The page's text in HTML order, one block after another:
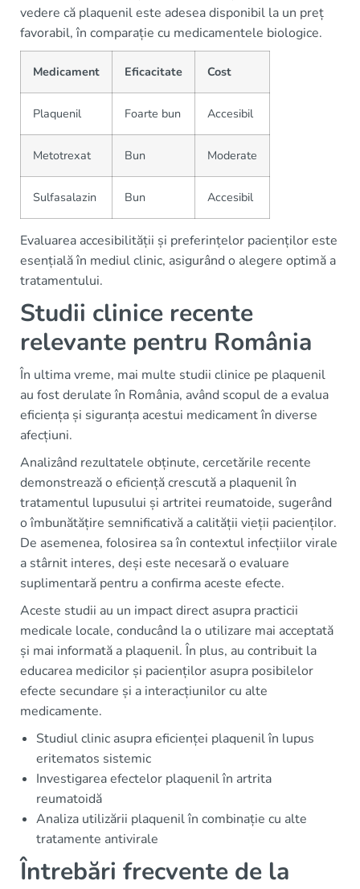
vedere că plaquenil este adesea disponibil la un preț
favorabil, în comparație cu medicamentele biologice.
Medicament Eficacitate Cost
Plaquenil Foarte bun Accesibil
Metotrexat Bun Moderate
Sulfasalazin Bun Accesibil
Evaluarea accesibilității și preferințelor pacienților este
esențială în mediul clinic, asigurând o alegere optimă a
tratamentului.
Studii clinice recente
relevante pentru România
În ultima vreme, mai multe studii clinice pe plaquenil
au fost derulate în România, având scopul de a evalua
eficiența și siguranța acestui medicament în diverse
afecțiuni.
Analizând rezultatele obținute, cercetările recente
demonstrează o eficiență crescută a plaquenil în
tratamentul lupusului și artritei reumatoide, sugerând
o îmbunătățire semnificativă a calității vieții pacienților.
De asemenea, folosirea sa în contextul infecțiilor virale
a stârnit interes, deși este necesară o evaluare
suplimentară pentru a confirma aceste efecte.
Aceste studii au un impact direct asupra practicii
medicale locale, conducând la o utilizare mai acceptată
și mai informată a plaquenil. În plus, au contribuit la
educarea medicilor și pacienților asupra posibilelor
efecte secundare și a interacțiunilor cu alte
medicamente.
Studiul clinic asupra eficienței plaquenil în lupus
eritematos sistemic
Investigarea efectelor plaquenil în artrita
reumatoidă
Analiza utilizării plaquenil în combinație cu alte
tratamente antivirale
Întrebări frecvente de la